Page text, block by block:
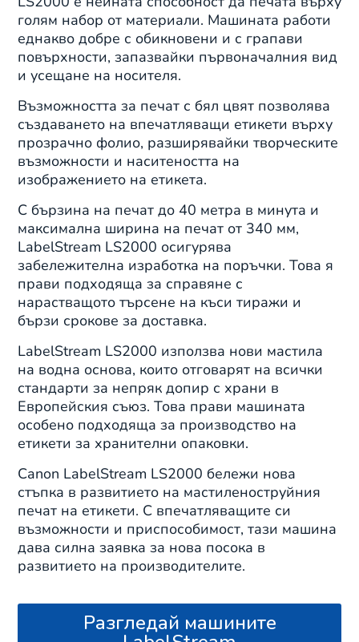
голям набор от материали. Машината работи
еднакво добре с обикновени и с грапави
повърхности, запазвайки първоначалния вид
и усещане на носителя.
Възможността за печат с бял цвят позволява
създаването на впечатляващи етикети върху
прозрачно фолио, разширявайки творческите
възможности и наситеността на
изображението на етикета.
С бързина на печат до 40 метра в минута и
максимална ширина на печат от 340 мм,
LabelStream LS2000 осигурява
забележителна изработка на поръчки. Това я
прави подходяща за справяне с
нарастващото търсене на къси тиражи и
бързи срокове за доставка.
LabelStream LS2000 използва нови мастила
на водна основа, които отговарят на всички
стандарти за непряк допир с храни в
Европейския съюз. Това прави машината
особено подходяща за производство на
етикети за хранителни опаковки.
Canon LabelStream LS2000 бележи нова
стъпка в развитието на мастиленоструйния
печат на етикети. С впечатляващите си
възможности и приспособимост, тази машина
дава силна заявка за нова посока в
развитието на производителите.
Разгледай машините